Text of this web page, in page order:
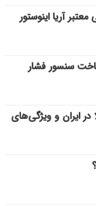
آریا اینوستور
سنسور فشار
ایران و ویژگی‌های